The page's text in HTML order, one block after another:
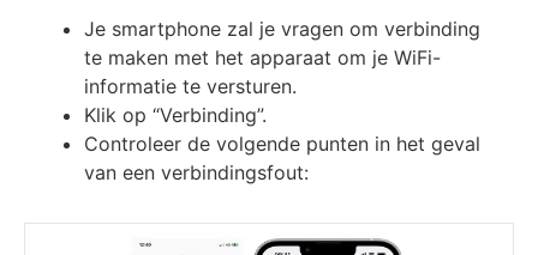
Je smartphone zal je vragen om verbinding
te maken met het apparaat om je WiFi-
informatie te versturen.
Klik op “Verbinding”.
Controleer de volgende punten in het geval
van een verbindingsfout: